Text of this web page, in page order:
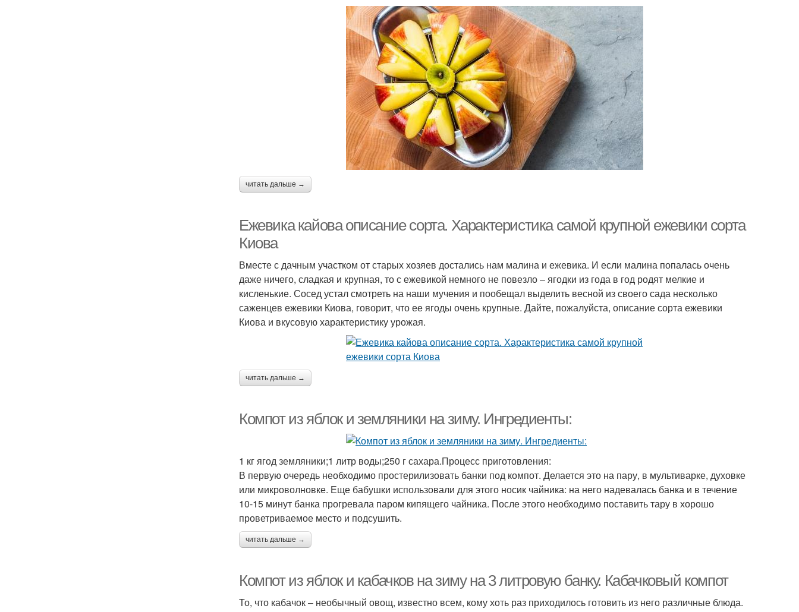
читать дальше →
Ежевика кайова описание сорта. Характеристика самой крупной ежевики сорта
Киова
Вместе с дачным участком от старых хозяев достались нам малина и ежевика. И если малина попалась очень
даже ничего, сладкая и крупная, то с ежевикой немного не повезло – ягодки из года в год родят мелкие и
кисленькие. Сосед устал смотреть на наши мучения и пообещал выделить весной из своего сада несколько
саженцев ежевики Киова, говорит, что ее ягоды очень крупные. Дайте, пожалуйста, описание сорта ежевики
Киова и вкусовую характеристику урожая.
читать дальше →
Компот из яблок и земляники на зиму. Ингредиенты:
1 кг ягод земляники;1 литр воды;250 г сахара.Процесс приготовления:
В первую очередь необходимо простерилизовать банки под компот. Делается это на пару, в мультиварке, духовке
или микроволновке. Еще бабушки использовали для этого носик чайника: на него надевалась банка и в течение
10-15 минут банка прогревала паром кипящего чайника. После этого необходимо поставить тару в хорошо
проветриваемое место и подсушить.
читать дальше →
Компот из яблок и кабачков на зиму на 3 литровую банку. Кабачковый компот
То, что кабачок – необычный овощ, известно всем, кому хоть раз приходилось готовить из него различные блюда.